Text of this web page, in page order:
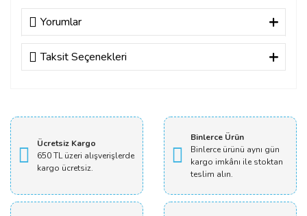
Yorumlar
Bu ürüne ilk yorumu siz yapın!
Taksit Seçenekleri
Ücretsiz Kargo
650 TL üzeri alışverişlerde
kargo ücretsiz.
Binlerce Ürün
Binlerce ürünü aynı gün
kargo imkânı ile stoktan
teslim alın.